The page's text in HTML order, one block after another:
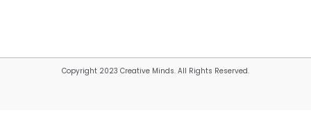
Copyright 2023 Creative Minds. All Rights Reserved.